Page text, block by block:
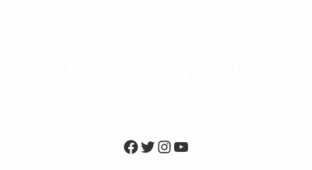
Facebook
Twitter
Instagram
YouTube